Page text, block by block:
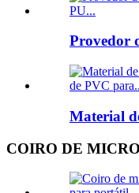
Provedor
Material
COIRO DE